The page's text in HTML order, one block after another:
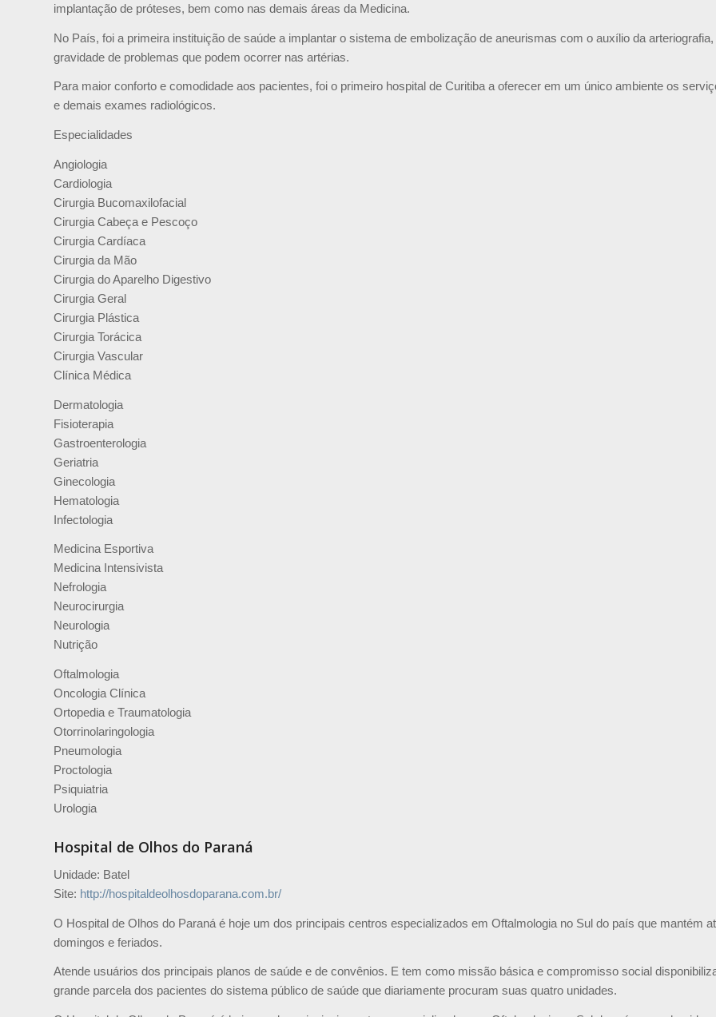
implantação de próteses, bem como nas demais áreas da Medicina.
No País, foi a primeira instituição de saúde a implantar o sistema de embolização de aneurismas com o auxílio da
gravidade de problemas que podem ocorrer nas artérias.
Para maior conforto e comodidade aos pacientes, foi o primeiro hospital de Curitiba a oferecer em um único ambiente os
e demais exames radiológicos.
Especialidades
Angiologia
Cardiologia
Cirurgia Bucomaxilofacial
Cirurgia Cabeça e Pescoço
Cirurgia Cardíaca
Cirurgia da Mão
Cirurgia do Aparelho Digestivo
Cirurgia Geral
Cirurgia Plástica
Cirurgia Torácica
Cirurgia Vascular
Clínica Médica
Dermatologia
Fisioterapia
Gastroenterologia
Geriatria
Ginecologia
Hematologia
Infectologia
Medicina Esportiva
Medicina Intensivista
Nefrologia
Neurocirurgia
Neurologia
Nutrição
Oftalmologia
Oncologia Clínica
Ortopedia e Traumatologia
Otorrinolaringologia
Pneumologia
Proctologia
Psiquiatria
Urologia
Hospital de Olhos do Paraná
Unidade: Batel
Site: http://hospitaldeolhosdoparana.com.br/
O Hospital de Olhos do Paraná é hoje um dos principais centros especializados em Oftalmologia no Sul do país que mantém
domingos e feriados.
Atende usuários dos principais planos de saúde e de convênios. E tem como missão básica e compromisso social
grande parcela dos pacientes do sistema público de saúde que diariamente procuram suas quatro unidades.